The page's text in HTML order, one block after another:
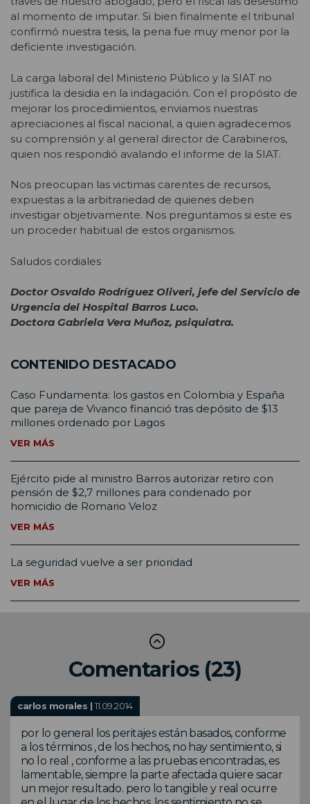
al momento de imputar. Si bien finalmente el tribunal
confirmó nuestra tesis, la pena fue muy menor por la
deficiente investigación.
La carga laboral del Ministerio Público y la SIAT no
justifica la desidia en la indagación. Con el propósito de
mejorar los procedimientos, enviamos nuestras
apreciaciones al fiscal nacional, a quien agradecemos
su comprensión y al general director de Carabineros,
quien nos respondió avalando el informe de la SIAT.
Nos preocupan las victimas carentes de recursos,
expuestas a la arbitrariedad de quienes deben
investigar objetivamente. Nos preguntamos si este es
un proceder habitual de estos organismos.
Saludos cordiales
Doctor Osvaldo Rodríguez Oliveri, jefe del Servicio de
Urgencia del Hospital Barros Luco.
Doctora Gabriela Vera Muñoz, psiquiatra.
CONTENIDO DESTACADO
Caso Fundamenta: los gastos en Colombia y España
que pareja de Vivanco financió tras depósito de $13
millones ordenado por Lagos
VER MÁS
Ejército pide al ministro Barros autorizar retiro con
pensión de $2,7 millones para condenado por
homicidio de Romario Veloz
VER MÁS
La seguridad vuelve a ser prioridad
VER MÁS
Comentarios (23)
carlos morales |11.09.2014
por lo general los peritajes están basados, conforme
a los términos , de los hechos, no hay sentimiento, si
no lo real , conforme a las pruebas encontradas, es
lamentable, siempre la parte afectada quiere sacar
un mejor resultado. pero lo tangible y real ocurre